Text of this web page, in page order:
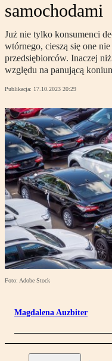
samochodami
Już nie tylko konsumenci
wtórnego, cieszą się one
przedsiębiorców. Inaczej
względu na panującą
Publikacja: 17.10.2023 20:29
Foto: Adobe Stock
Magdalena Auzbiter